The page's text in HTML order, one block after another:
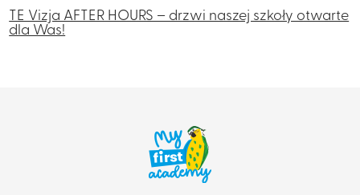
TE Vizja AFTER HOURS – drzwi naszej szkoły otwarte
dla Was!